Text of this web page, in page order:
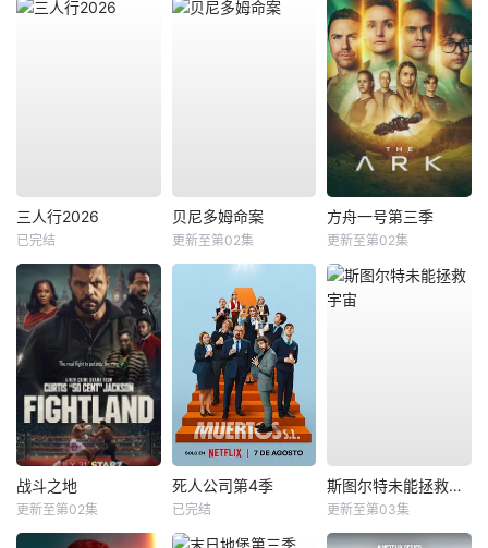
三人行2026
已完结
贝尼多姆命案
更新至第02集
方舟一号第三季
更新至第02集
战斗之地
更新至第02集
死人公司第4季
已完结
斯图尔特未能拯救宇宙
更新至第03集